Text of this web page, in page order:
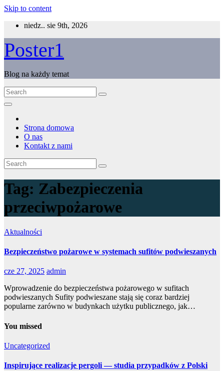
Skip to content
niedz.. sie 9th, 2026
Poster1
Blog na każdy temat
Strona domowa
O nas
Kontakt z nami
Tag: Zabezpieczenia
przeciwpożarowe
Aktualności
Bezpieczeństwo pożarowe w systemach sufitów podwieszanych
cze 27, 2025 admin
Wprowadzenie do bezpieczeństwa pożarowego w sufitach
podwieszanych Sufity podwieszane stają się coraz bardziej
popularne zarówno w budynkach użytku publicznego, jak…
You missed
Uncategorized
Inspirujące realizacje pergoli — studia przypadków z Polski